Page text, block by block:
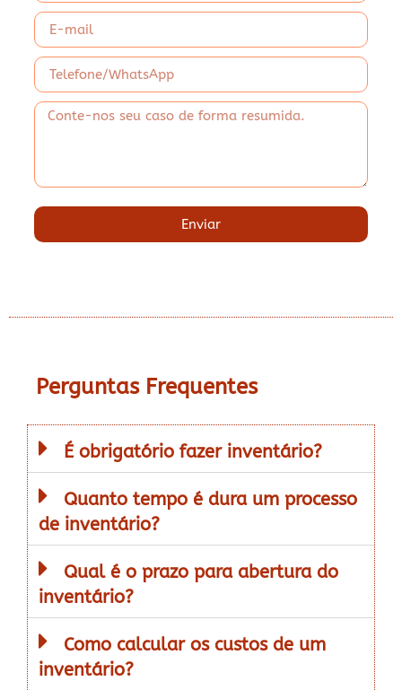
Enviar
Perguntas Frequentes
É obrigatório fazer inventário?
Quanto tempo é dura um processo
de inventário?
Qual é o prazo para abertura do
inventário?
Como calcular os custos de um
inventário?